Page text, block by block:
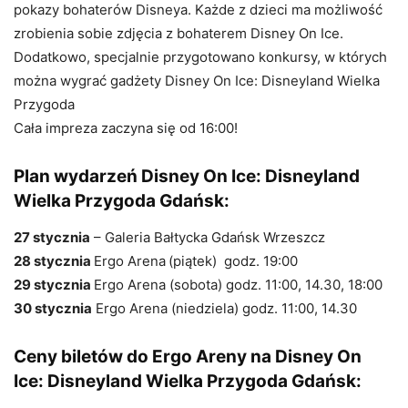
pokazy bohaterów Disneya. Każde z dzieci ma możliwość
zrobienia sobie zdjęcia z bohaterem Disney On Ice.
Dodatkowo, specjalnie przygotowano konkursy, w których
można wygrać gadżety Disney On Ice: Disneyland Wielka
Przygoda
Cała impreza zaczyna się od 16:00!
Plan wydarzeń Disney On Ice: Disneyland
Wielka Przygoda Gdańsk:
27 stycznia – Galeria Bałtycka Gdańsk Wrzeszcz
28 stycznia Ergo Arena (piątek) godz. 19:00
29 stycznia Ergo Arena (sobota) godz. 11:00, 14.30, 18:00
30 stycznia Ergo Arena (niedziela) godz. 11:00, 14.30
Ceny biletówdo Ergo Areny na Disney On
Ice: Disneyland Wielka Przygoda Gdańsk: